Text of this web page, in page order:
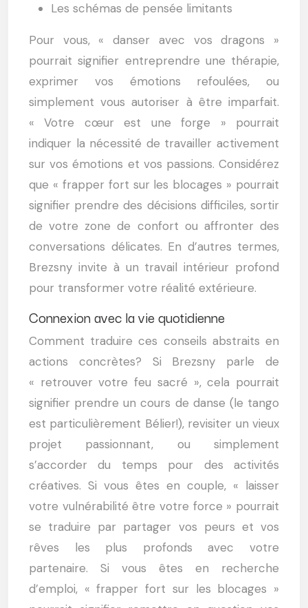
Les schémas de pensée limitants
Pour vous, « danser avec vos dragons »
pourrait signifier entreprendre une thérapie,
exprimer vos émotions refoulées, ou
simplement vous autoriser à être imparfait.
« Votre cœur est une forge » pourrait
indiquer la nécessité de travailler activement
sur vos émotions et vos passions. Considérez
que « frapper fort sur les blocages » pourrait
signifier prendre des décisions difficiles, sortir
de votre zone de confort ou affronter des
conversations délicates. En d’autres termes,
Brezsny invite à un travail intérieur profond
pour transformer votre réalité extérieure.
Connexion avec la vie quotidienne
Comment traduire ces conseils abstraits en
actions concrètes? Si Brezsny parle de
« retrouver votre feu sacré », cela pourrait
signifier prendre un cours de danse (le tango
est particulièrement Bélier!), revisiter un vieux
projet passionnant, ou simplement
s’accorder du temps pour des activités
créatives. Si vous êtes en couple, « laisser
votre vulnérabilité être votre force » pourrait
se traduire par partager vos peurs et vos
rêves les plus profonds avec votre
partenaire. Si vous êtes en recherche
d’emploi, « frapper fort sur les blocages »